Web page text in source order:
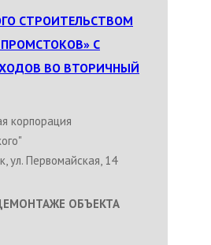
СТРОИТЕЛЬСТВОМ
С
ВО ВТОРИЧНЫЙ
корпорация
ул. Первомайская, 14
ОБЪЕКТА